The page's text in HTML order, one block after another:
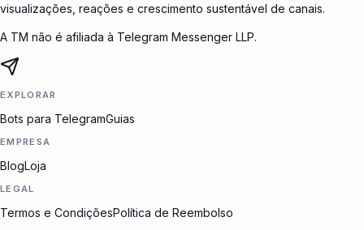
visualizações, reações e crescimento sustentável de canais.
A TM não é afiliada à Telegram Messenger LLP.
EXPLORAR
Bots para TelegramGuias
EMPRESA
BlogLoja
LEGAL
Termos e CondiçõesPolítica de Reembolso